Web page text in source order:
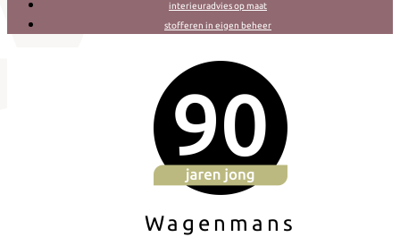
interieuradvies op maat
stofferen in eigen beheer
Wagenmans